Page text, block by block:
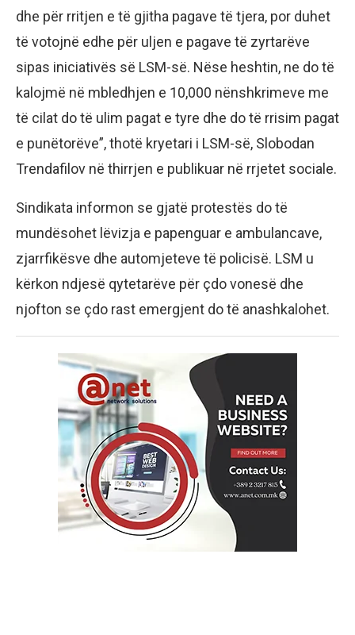
dhe për rritjen e të gjitha pagave të tjera, por duhet
të votojnë edhe për uljen e pagave të zyrtarëve
sipas iniciativës së LSM-së. Nëse heshtin, ne do të
kalojmë në mbledhjen e 10,000 nënshkrimeve me
të cilat do të ulim pagat e tyre dhe do të rrisim pagat
e punëtorëve”, thotë kryetari i LSM-së, Slobodan
Trendafilov në thirrjen e publikuar në rrjetet sociale.
Sindikata informon se gjatë protestës do të
mundësohet lëvizja e papenguar e ambulancave,
zjarrfikësve dhe automjeteve të policisë. LSM u
kërkon ndjesë qytetarëve për çdo vonesë dhe
njofton se çdo rast emergjent do të anashkalohet.